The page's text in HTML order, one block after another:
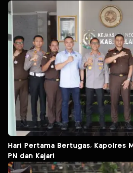
Hari Pertama Bertugas, Kapolres
PN dan Kajari